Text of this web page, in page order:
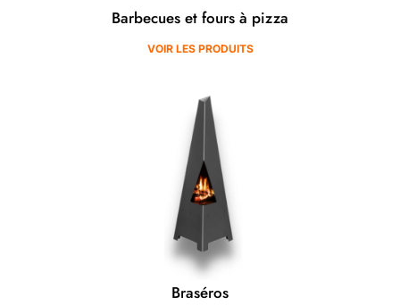
Barbecues et fours à pizza
VOIR LES PRODUITS
Braséros